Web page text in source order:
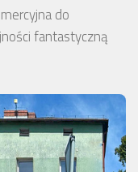
do
fantastyczną